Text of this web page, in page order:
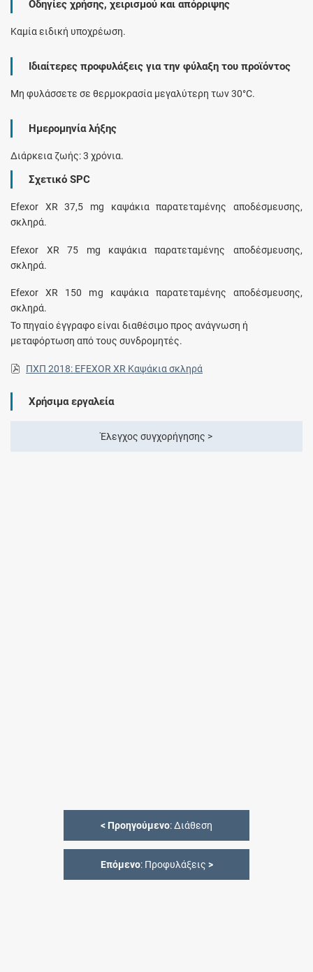
Οδηγίες χρήσης, χειρισμού και απόρριψης
Καμία ειδική υποχρέωση.
Ιδιαίτερες προφυλάξεις για την φύλαξη του προϊόντος
Μη φυλάσσετε σε θερμοκρασία μεγαλύτερη των 30°C.
Ημερομηνία λήξης
Διάρκεια ζωής: 3 χρόνια.
Σχετικό SPC
Efexor XR 37,5 mg καψάκια παρατεταμένης αποδέσμευσης,
σκληρά.
Efexor XR 75 mg καψάκια παρατεταμένης αποδέσμευσης,
σκληρά.
Efexor XR 150 mg καψάκια παρατεταμένης αποδέσμευσης,
σκληρά.
Το πηγαίο έγγραφο είναι διαθέσιμο προς ανάγνωση ή
μεταφόρτωση από τους συνδρομητές.
ΠΧΠ 2018: EFEXOR XR Καψάκια σκληρά
Χρήσιμα εργαλεία
Έλεγχος συγχορήγησης >
< Προηγούμενο: Διάθεση
Επόμενο: Προφυλάξεις >